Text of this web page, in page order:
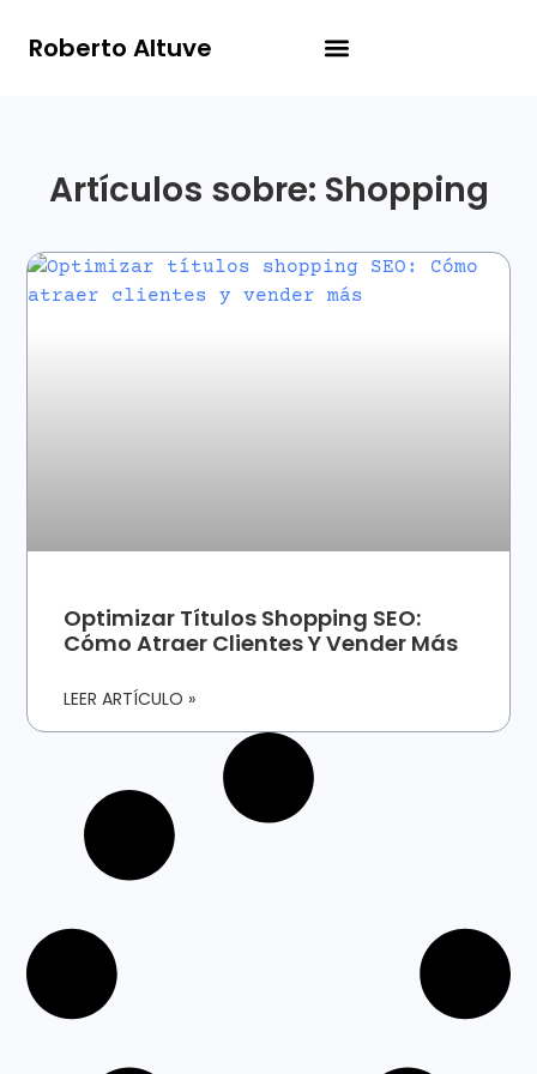
Roberto Altuve
Artículos sobre: Shopping
Optimizar Títulos Shopping SEO:
Cómo Atraer Clientes Y Vender Más
LEER ARTÍCULO »